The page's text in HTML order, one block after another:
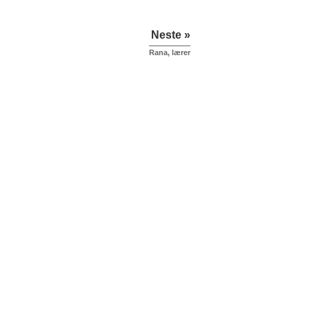
Neste »
Rana, lærer